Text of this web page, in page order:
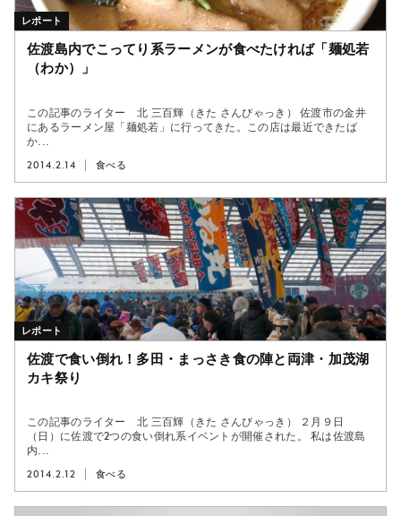
佐渡島内でこってり系ラーメンが食べたければ「麺処若
（わか）」
この記事のライター 北 三百輝（きた さんびゃっき） 佐渡市の金井
にあるラーメン屋「麺処若」に行ってきた。この店は最近できたば
か...
2014.2.14 食べる
レポート
佐渡で食い倒れ！多田・まっさき食の陣と両津・加茂湖
カキ祭り
この記事のライター 北 三百輝（きた さんびゃっき） ２月９日
（日）に佐渡で2つの食い倒れ系イベントが開催された。 私は佐渡島
内...
2014.2.12 食べる
レポート